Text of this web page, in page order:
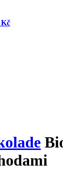
Kč